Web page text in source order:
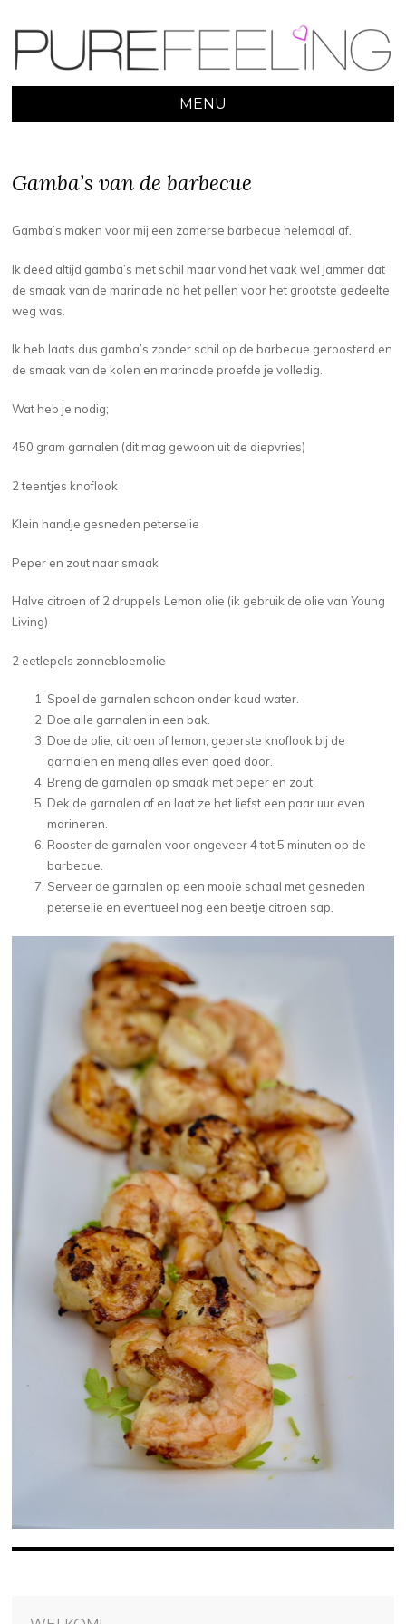
MENU
CONTENT
Gamba’s van de barbecue
Gamba’s maken voor mij een zomerse barbecue helemaal af.
Ik deed altijd gamba’s met schil maar vond het vaak wel jammer dat
de smaak van de marinade na het pellen voor het grootste gedeelte
weg was.
Ik heb laats dus gamba’s zonder schil op de barbecue geroosterd en
de smaak van de kolen en marinade proefde je volledig.
Wat heb je nodig;
450 gram garnalen (dit mag gewoon uit de diepvries)
2 teentjes knoflook
Klein handje gesneden peterselie
Peper en zout naar smaak
Halve citroen of 2 druppels Lemon olie (ik gebruik de olie van Young
Living)
2 eetlepels zonnebloemolie
Spoel de garnalen schoon onder koud water.
Doe alle garnalen in een bak.
Doe de olie, citroen of lemon, geperste knoflook bij de
garnalen en meng alles even goed door.
Breng de garnalen op smaak met peper en zout.
Dek de garnalen af en laat ze het liefst een paar uur even
marineren.
Rooster de garnalen voor ongeveer 4 tot 5 minuten op de
barbecue.
Serveer de garnalen op een mooie schaal met gesneden
peterselie en eventueel nog een beetje citroen sap.